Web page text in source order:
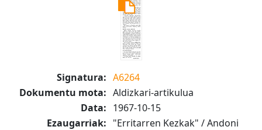
Signatura: A6264
Dokumentu mota: Aldizkari-artikulua
Data: 1967-10-15
Ezaugarriak: "Erritarren Kezkak" / Andoni